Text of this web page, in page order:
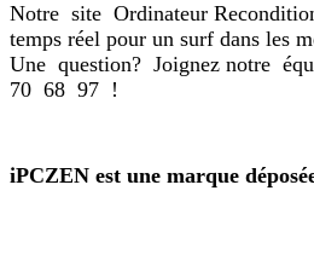
Notre site Ordinateur
temps réel pour un surf dans les
Une question? Joignez notre
70 68 97 !
iPCZEN est une marque